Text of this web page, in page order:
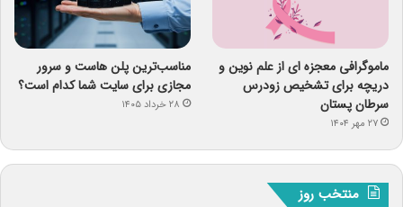
ماموگرافی معجزه ای از علم نوین و
دریچه برای تشخیص زودرس
سرطان پستان
۲۷ مهر ۱۴۰۴
مناسب‌ترین پلن هاست و سرور
مجازی برای سایت شما کدام است؟
۲۸ خرداد ۱۴۰۵
منتخب روز